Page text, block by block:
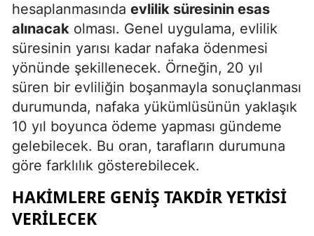
hesaplanmasında evlilik süresinin esas
alınacak olması. Genel uygulama, evlilik
süresinin yarısı kadar nafaka ödenmesi
yönünde şekillenecek. Örneğin, 20 yıl
süren bir evliliğin boşanmayla sonuçlanması
durumunda, nafaka yükümlüsünün yaklaşık
10 yıl boyunca ödeme yapması gündeme
gelebilecek. Bu oran, tarafların durumuna
göre farklılık gösterebilecek.
HAKIMLERE GENIŞ TAKDIR YETKISI
VERILECEK